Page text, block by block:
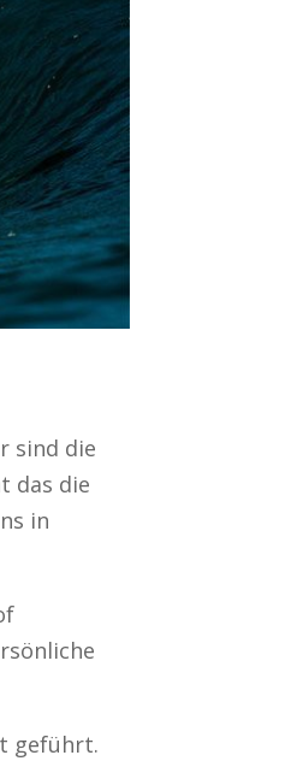
sind die
das die
in
geführt.